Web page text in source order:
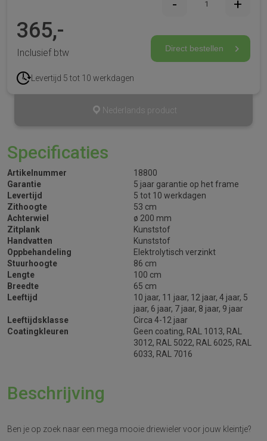
Direct bestellen
365,-
Inclusief btw
Levertijd 5 tot 10 werkdagen
Nederlands product
Specificaties
Artikelnummer
18800
Garantie
5 jaar garantie op het frame
Levertijd
5 tot 10 werkdagen
Zithoogte
53 cm
Achterwiel
ø 200 mm
Zitplank
Kunststof
Handvatten
Kunststof
Oppbehandeling
Elektrolytisch verzinkt
Stuurhoogte
86 cm
Lengte
100 cm
Breedte
65 cm
Leeftijd
10 jaar, 11 jaar, 12 jaar, 4 jaar, 5
jaar, 6 jaar, 7 jaar, 8 jaar, 9 jaar
Leeftijdsklasse
Circa 4-12 jaar
Coatingkleuren
Geen coating, RAL 1013, RAL
3012, RAL 5022, RAL 6025, RAL
6033, RAL 7016
Beschrijving
Ben je op zoek naar een mega mooie driewieler voor jouw kleintje?